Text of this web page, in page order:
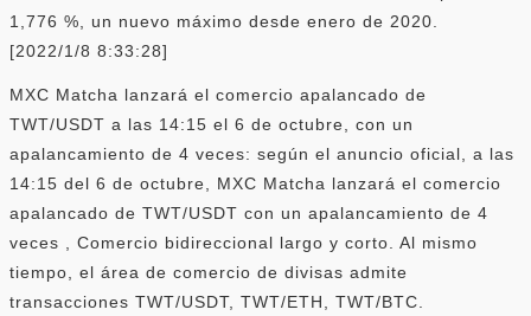
1,776 %, un nuevo máximo desde enero de 2020.
[2022/1/8 8:33:28]
MXC Matcha lanzará el comercio apalancado de
TWT/USDT a las 14:15 el 6 de octubre, con un
apalancamiento de 4 veces: según el anuncio oficial, a las
14:15 del 6 de octubre, MXC Matcha lanzará el comercio
apalancado de TWT/USDT con un apalancamiento de 4
veces , Comercio bidireccional largo y corto. Al mismo
tiempo, el área de comercio de divisas admite
transacciones TWT/USDT, TWT/ETH, TWT/BTC.